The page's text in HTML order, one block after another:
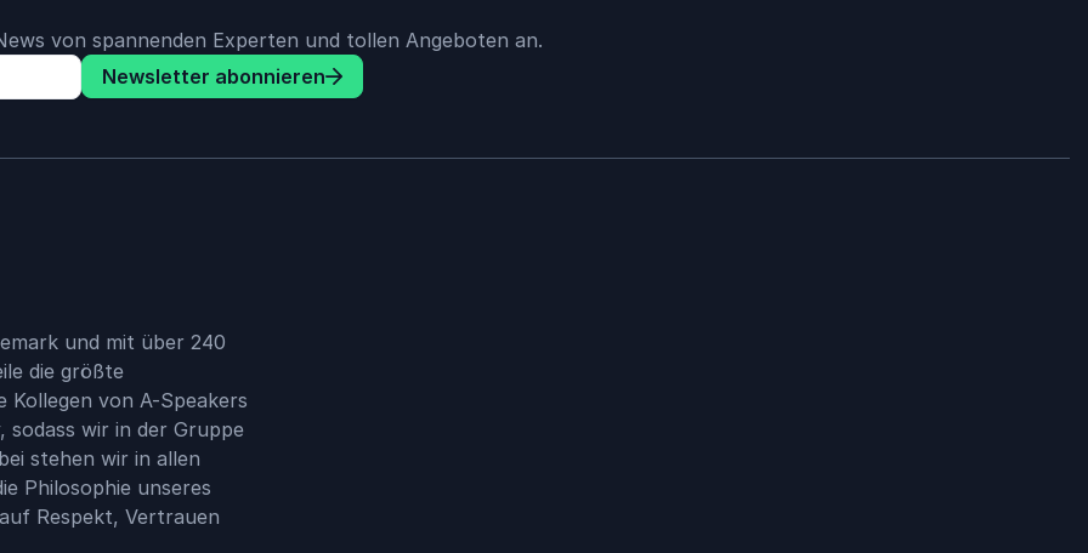
von spannenden Experten und tollen Angeboten an.
Newsletter abonnieren
und mit über 240
die größte
von A-Speakers
wir in der Gruppe
stehen wir in allen
Philosophie unseres
Respekt, Vertrauen